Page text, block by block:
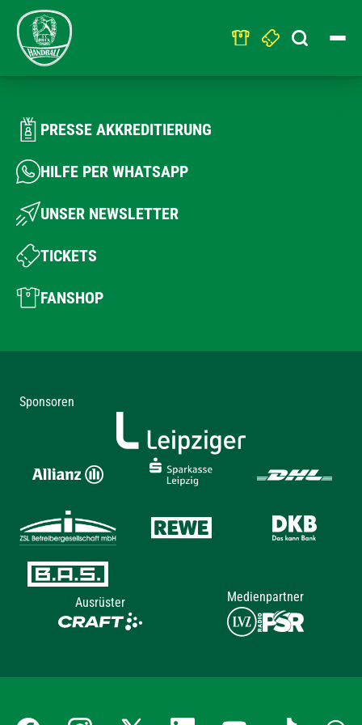
Search
for:
PRESSE AKKREDITIERUNG
HILFE PER WHATSAPP
UNSER NEWSLETTER
TICKETS
FANSHOP
Sponsoren
Ausrüster Medienpartner